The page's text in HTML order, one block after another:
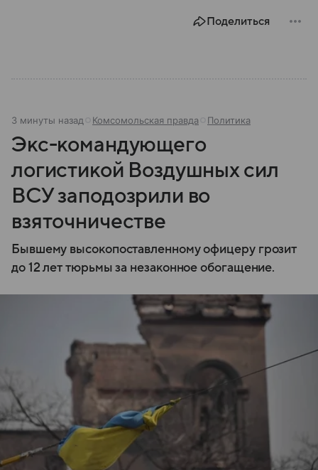
находится этот уникальный анклав, почему его
Поделиться
3 минуты назад Комсомольская правда Политика
Экс-командующего
логистикой Воздушных сил
ВСУ заподозрили во
взяточничестве
Бывшему высокопоставленному офицеру грозит
до 12 лет тюрьмы за незаконное обогащение.